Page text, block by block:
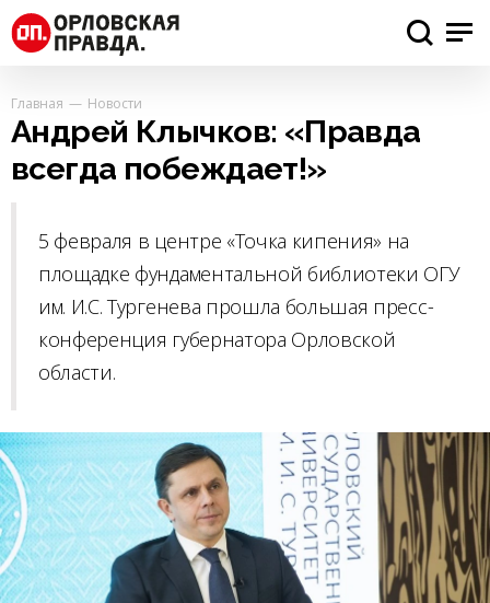
Главная Новости
Андрей Клычков: «Правда
всегда побеждает!»
5 февраля в центре «Точка кипения» на
площадке фундаментальной библиотеки ОГУ
им. И.С. Тургенева прошла большая пресс-
конференция губернатора Орловской
области.